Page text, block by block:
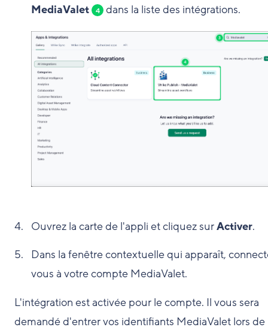
MediaValet 4 dans la liste des intégrations.
Ouvrez la carte de l'appli et cliquez surActiver.
Dans la fenêtre contextuelle qui apparaît,
vous à votre compte MediaValet.
L'intégration est activée pour le compte. Il vous sera
demandé d'entrer vos identifiants MediaValet lors de